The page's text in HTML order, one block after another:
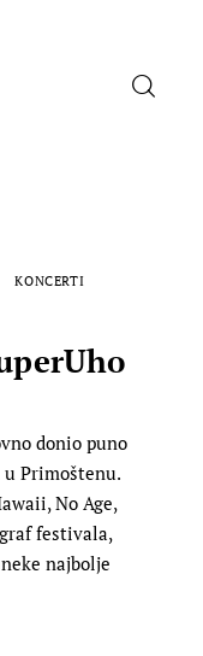
KONCERTI
donio puno
Primoštenu.
No Age,
festivala,
najbolje